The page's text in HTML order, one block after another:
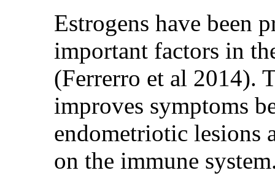
Estrogens have been
important factors in
(Ferrerro et al 2014).
improves symptoms
endometriotic lesions
on the immune